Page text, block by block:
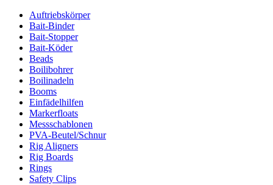
Auftriebskörper
Bait-Binder
Bait-Stopper
Bait-Köder
Beads
Boilibohrer
Boilinadeln
Booms
Einfädelhilfen
Markerfloats
Messschablonen
PVA-Beutel/Schnur
Rig Aligners
Rig Boards
Rings
Safety Clips